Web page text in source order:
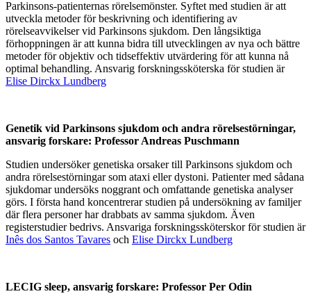
Parkinsons-patienternas rörelsemönster. Syftet med studien är att
utveckla metoder för beskrivning och identifiering av
rörelseavvikelser vid Parkinsons sjukdom. Den långsiktiga
förhoppningen är att kunna bidra till utvecklingen av nya och bättre
metoder för objektiv och tidseffektiv utvärdering för att kunna nå
optimal behandling. Ansvarig forskningssköterska för studien är
Elise Dirckx Lundberg
Genetik vid Parkinsons sjukdom och andra rörelsestörningar,
ansvarig forskare: Professor Andreas Puschmann
Studien undersöker genetiska orsaker till Parkinsons sjukdom och
andra rörelsestörningar som ataxi eller dystoni. Patienter med sådana
sjukdomar undersöks noggrant och omfattande genetiska analyser
görs. I första hand koncentrerar studien på undersökning av familjer
där flera personer har drabbats av samma sjukdom. Även
registerstudier bedrivs. Ansvariga forskningssköterskor för studien är
Inês dos Santos Tavares och Elise Dirckx Lundberg
LECIG sleep, ansvarig forskare: Professor Per Odin